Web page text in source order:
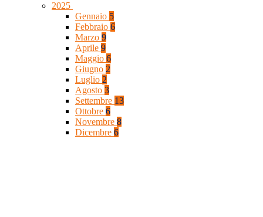
2025
Gennaio 5
Febbraio 6
Marzo 9
Aprile 9
Maggio 6
Giugno 2
Luglio 2
Agosto 3
Settembre 13
Ottobre 6
Novembre 8
Dicembre 6